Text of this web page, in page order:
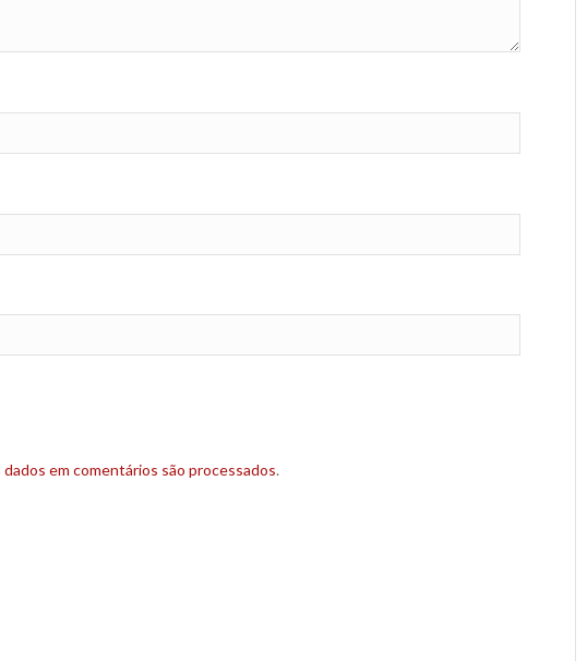
dados em comentários são processados.